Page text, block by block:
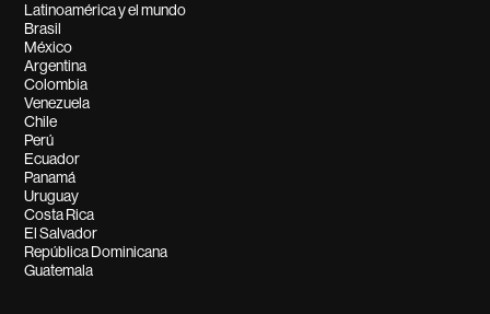
Latinoamérica y el mundo
Brasil
México
Argentina
Colombia
Venezuela
Chile
Perú
Ecuador
Panamá
Uruguay
Costa Rica
El Salvador
República Dominicana
Guatemala